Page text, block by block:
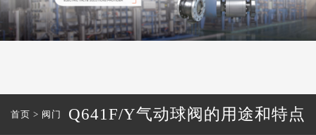
Q641F/Y气动球阀的用途和特点
首页 > 阀门